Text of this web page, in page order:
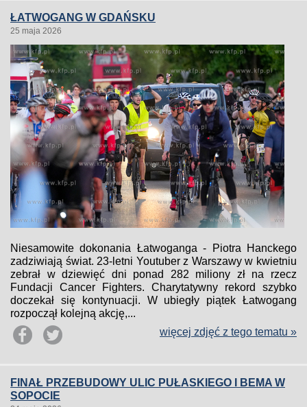
ŁATWOGANG W GDAŃSKU
25 maja 2026
Niesamowite dokonania Łatwoganga - Piotra Hanckego
zadziwiają świat. 23-letni Youtuber z Warszawy w kwietniu
zebrał w dziewięć dni ponad 282 miliony zł na rzecz
Fundacji Cancer Fighters. Charytatywny rekord szybko
doczekał się kontynuacji. W ubiegły piątek Łatwogang
rozpoczął kolejną akcję,...
więcej zdjęć z tego tematu »
FINAŁ PRZEBUDOWY ULIC PUŁASKIEGO I BEMA W
SOPOCIE